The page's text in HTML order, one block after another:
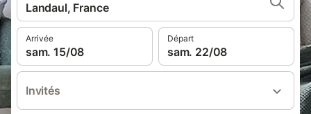
Landaul, France
Arrivée
sam. 15/08
Départ
sam. 22/08
Invités